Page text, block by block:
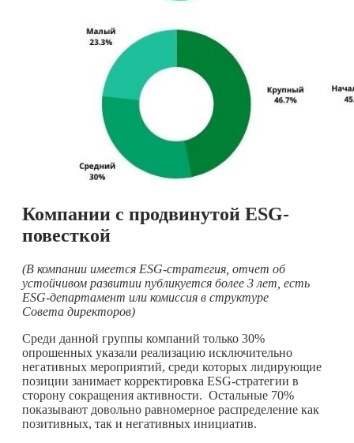
Компании с продвинутой ESG-
повесткой
(В компании имеется ESG-стратегия, отчет об
устойчивом развитии публикуется более 3 лет, есть
ESG-департамент или комиссия в структуре
Совета директоров)
Среди данной группы компаний только 30%
опрошенных указали реализацию исключительно
негативных мероприятий, среди которых лидирующие
позиции занимает корректировка ESG-стратегии в
сторону сокращения активности. Остальные 70%
показывают довольно равномерное распределение как
позитивных, так и негативных инициатив.